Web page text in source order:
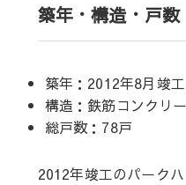
築年・構造・戸数
築年：2012年8月竣工
構造：鉄筋コンクリ
総戸数：78戸
2012年竣工のパーク